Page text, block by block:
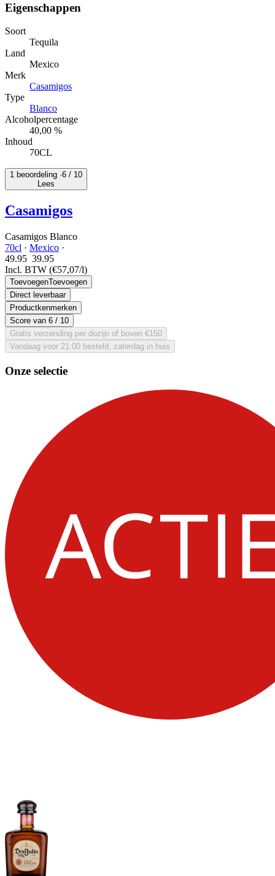
Eigenschappen
Soort
Tequila
Land
Mexico
Merk
Casamigos
Type
Blanco
Alcoholpercentage
40,00 %
Inhoud
70CL
1 beoordeling ·6 / 10
Lees
Casamigos
Casamigos Blanco
70cl · Mexico ·
49.95 39.95
Incl. BTW (€57,07/l)
ToevoegenToevoegen
Direct leverbaar
Productkenmerken
Score van 6 / 10
Gratis verzending per dozijn of boven €150
Vandaag voor 21:00 besteld, zaterdag in huis
Onze selectie